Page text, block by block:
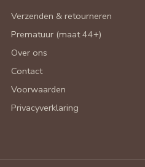
Verzenden & retourneren
Prematuur (maat 44+)
Over ons
Contact
Voorwaarden
Privacyverklaring